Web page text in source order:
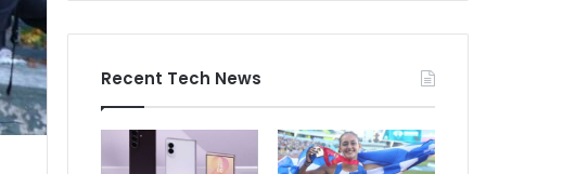
Recent Tech News